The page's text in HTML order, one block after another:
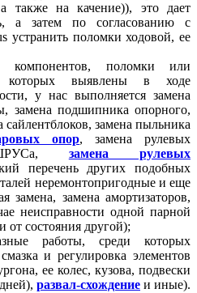
также на качение)), это дает
а затем по согласованию с
устранить поломки ходовой, ее
компонентов, поломки или
которых выявлены в ходе
у нас выполняется замена
замена подшипника опорного,
сайлентблоков, замена пыльника
опор, замена рулевых
замена рулевых
перечень других подобных
неремонтопригодные и еще
замена, замена амортизаторов,
неисправности одной парной
от состояния другой);
работы, среди которых
и регулировка элементов
ее колес, кузова, подвески
развал-схождение и иные).